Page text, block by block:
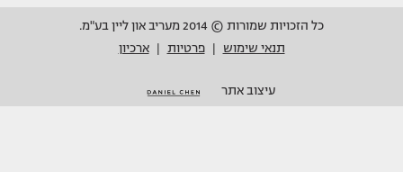
כל הזכויות שמורות © 2014 מעריב און ליין בע"מ.
תנאי שימוש
פרטיות ארכיון
עיצוב אתר